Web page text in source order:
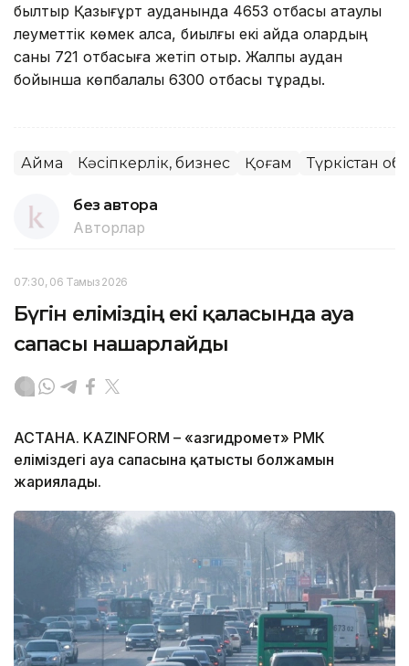
былтыр Қазығұрт ауданында 4653 отбасы атаулы
әлеуметтік көмек алса, биылғы екі айда олардың
саны 721 отбасыға жетіп отыр. Жалпы аудан
бойынша көпбалалы 6300 отбасы тұрады.
Аймақ Кәсіпкерлік, бизнес Қоғам Түркістан
без автора
Авторлар
07:30, 06 Тамыз 2026
Бүгін еліміздің екі қаласында ауа
сапасы нашарлайды
АСТАНА. KAZINFORM – «Қазгидромет» РМК
еліміздегі ауа сапасына қатысты болжамын
жариялады.